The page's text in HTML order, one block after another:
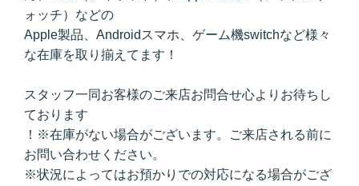
ォッチ）などの
Apple製品、Androidスマホ、ゲーム機switchなど様々
な在庫を取り揃えてます！
スタッフ一同お客様のご来店お問合せ心よりお待ちし
ております
！※在庫がない場合がございます。ご来店される前に
お問い合わせください。
※状況によってはお預かりでの対応になる場合がござ